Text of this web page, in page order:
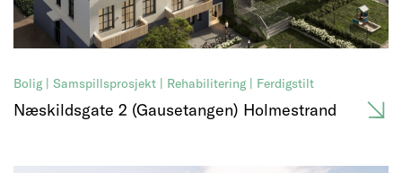
Bolig | Samspillsprosjekt | Rehabilitering | Ferdigstilt
Næskildsgate 2 (Gausetangen) Holmestrand